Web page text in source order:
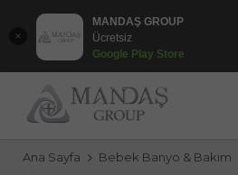
MANDAŞ GROUP
Ücretsiz
Google Play Store
Ana Sayfa Bebek Banyo & Bakım